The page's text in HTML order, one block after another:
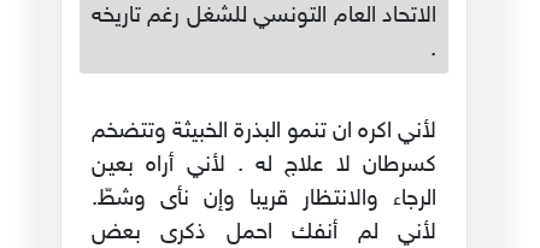
الاتحاد العام التونسي للشغل رغم تاريخه
.
لأني اكره ان تنمو البذرة الخبيثة وتتضخم
كسرطان لا علاج له . لأني أراه بعين
الرجاء والانتظار قريبا وإن نأى وشطّ.
لأني لم أنفك احمل ذكرى بعض